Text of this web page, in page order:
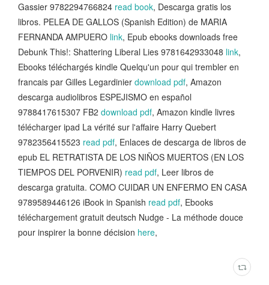
Gassier 9782294766824 read book, Descarga gratis los
libros. PELEA DE GALLOS (Spanish Edition) de MARIA
FERNANDA AMPUERO link, Epub ebooks downloads free
Debunk This!: Shattering Liberal Lies 9781642933048 link,
Ebooks téléchargés kindle Quelqu'un pour qui trembler en
francais par Gilles Legardinier download pdf, Amazon
descarga audiolibros ESPEJISMO en español
9788417615307 FB2 download pdf, Amazon kindle livres
télécharger ipad La vérité sur l'affaire Harry Quebert
9782356415523 read pdf, Enlaces de descarga de libros de
epub EL RETRATISTA DE LOS NIÑOS MUERTOS (EN LOS
TIEMPOS DEL PORVENIR) read pdf, Leer libros de
descarga gratuita. COMO CUIDAR UN ENFERMO EN CASA
9789589446126 iBook in Spanish read pdf, Ebooks
téléchargement gratuit deutsch Nudge - La méthode douce
pour inspirer la bonne décision here,